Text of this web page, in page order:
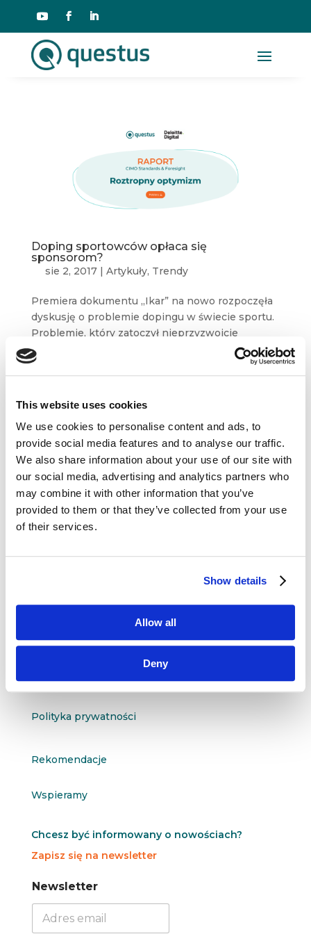
This website uses cookies
We use cookies to personalise content and ads, to
provide social media features and to analyse our traffic.
We also share information about your use of our site with
our social media, advertising and analytics partners who
may combine it with other information that you’ve
provided to them or that they’ve collected from your use
of their services.
Show details
Allow all
Deny
Doping sportowców opłaca się
sponsorom?
sie 2, 2017| Artykuły, Trendy
Premiera dokumentu „Ikar” na nowo rozpoczęła
dyskusję o problemie dopingu w świecie sportu.
Problemie, który zatoczył nieprzyzwoicie
szerokie koła i zaangażował
nie tylko sportowców i dziennikarzy, ale również
Dane kontaktowe

questus
ul. Organizacji WiN 83/7
O nas
Kontakt
Polityka prywatności
Rekomendacje
Wspieramy
Chcesz być informowany o nowościach?
Zapisz się na newsletter
N
N
Newsletter